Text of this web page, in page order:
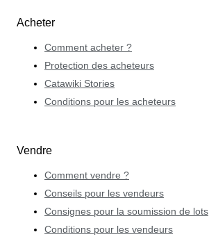
Acheter
Comment acheter ?
Protection des acheteurs
Catawiki Stories
Conditions pour les acheteurs
Vendre
Comment vendre ?
Conseils pour les vendeurs
Consignes pour la soumission de lots
Conditions pour les vendeurs